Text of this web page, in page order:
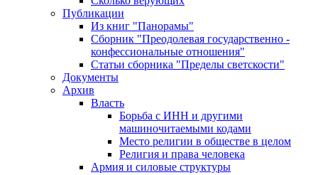
Публикации
Из книг "Панорамы"
Сборник "Преодолевая государственно -
конфессиональные отношения"
Статьи сборника "Пределы светскости"
Документы
Архив
Власть
Борьба с ИНН и другими
машиночитаемыми кодами
Место религии в обществе в целом
Религия и права человека
Армия и силовые структуры